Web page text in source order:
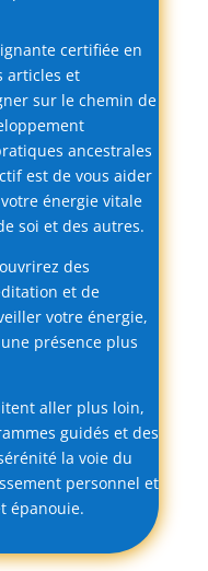
certifiée en
articles et
sur le chemin de
ancestrales
est de vous aider
votre énergie vitale
soi et des autres.
des
et de
votre énergie,
une présence plus
aller plus loin,
guidés et des
la voie du
personnel et
épanouie.